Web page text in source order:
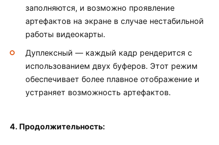
заполняются, и возможно проявление
артефактов на экране в случае нестабильной
работы видеокарты.
Дуплексный — каждый кадр рендерится с
использованием двух буферов. Этот режим
обеспечивает более плавное отображение и
устраняет возможность артефактов.
4. Продолжительность: